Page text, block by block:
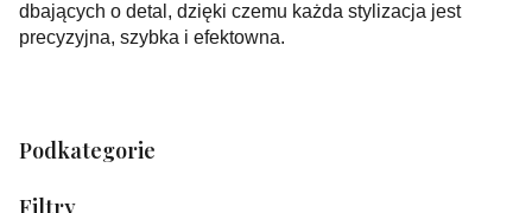
dbających o detal, dzięki czemu każda stylizacja jest
precyzyjna, szybka i efektowna.
Podkategorie
Filtry